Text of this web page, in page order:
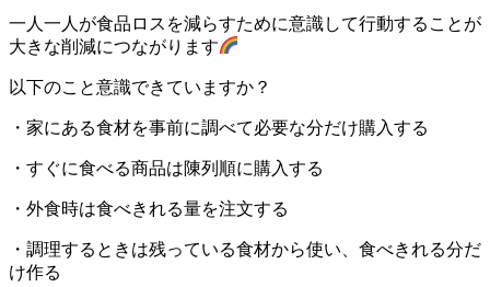
一人一人が食品ロスを減らすために意識して行動することが
大きな削減につながります
以下のこと意識できていますか？
・家にある食材を事前に調べて必要な分だけ購入する
・すぐに食べる商品は陳列順に購入する
・外食時は食べきれる量を注文する
・調理するときは残っている食材から使い、食べきれる分だ
け作る